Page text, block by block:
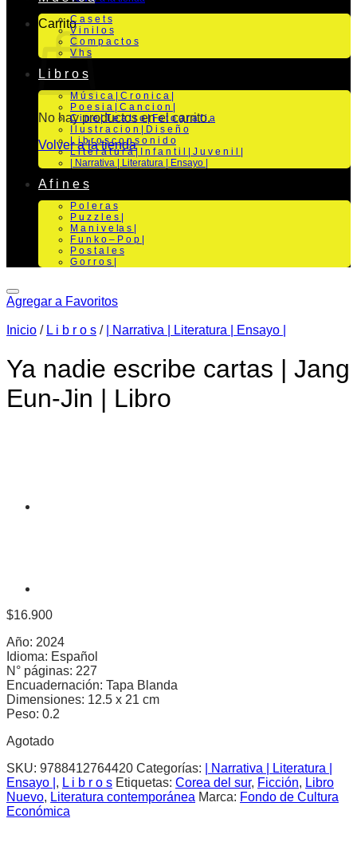
Carrito
No hay productos en el carrito.
Volver a la tienda
C a s e t s
V i n i l o s
C o m p a c t o s
V h s
L i b r o s
M ú s i c a | C r o n i c a |
P o e s i a | C a n c i o n |
C i n e | T e a t r o | Fo t o g r a f i a
I l u s t r a c i o n | D i s e ñ o
L i b r o s c o n s o n i d o
L i t e r a t u r a | I n f a n t i l | J u v e n i l |
| Narrativa | Literatura | Ensayo |
A f i n e s
P o l e r a s
P u z z l e s |
M a n i v e la s |
F u n k o – P o p |
P o s t a l e s
G o r r o s |
Agregar a Favoritos
Inicio / L i b r o s / | Narrativa | Literatura | Ensayo |
Ya nadie escribe cartas | Jang
Eun-Jin | Libro
$16.900
Año: 2024
Idioma: Español
N° páginas: 227
Encuadernación: Tapa Blanda
Dimensiones: 12.5 x 21 cm
Peso: 0.2
Agotado
SKU: 9788412764420 Categorías:
| Narrativa | Literatura |
Ensayo | , L i b r o s Etiquetas: Corea del sur, Ficción, Libro
Nuevo, Literatura contemporánea Marca: Fondo de Cultura
Económica